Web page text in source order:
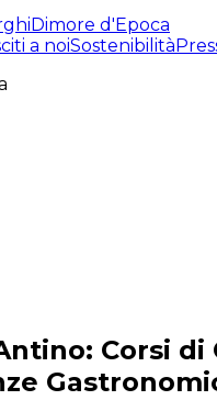
Dimore d'Epoca
a noiSostenibilità
indimenticabili:
Corsi di